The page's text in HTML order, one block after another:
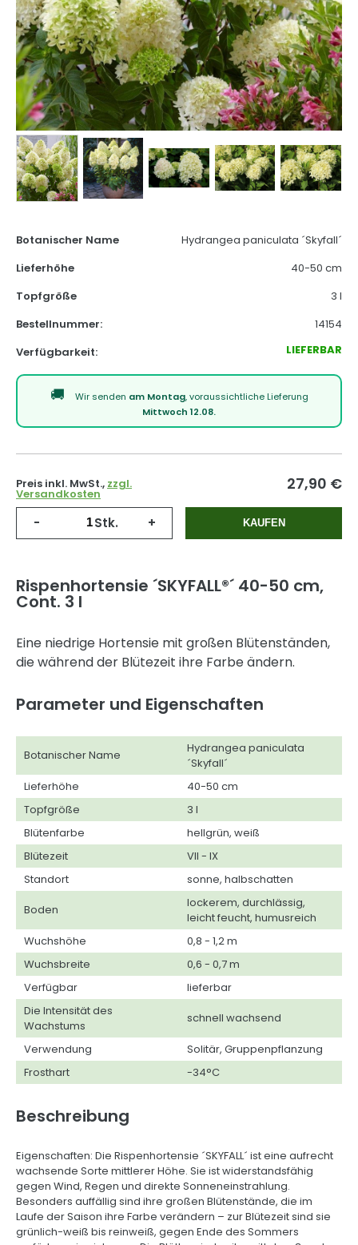
Botanischer Name
Hydrangea paniculata ´Skyfall´
Lieferhöhe
40-50 cm
Topfgröße
3 l
Bestellnummer:
14154
Verfügbarkeit:
LIEFERBAR
Wir senden am Montag, voraussichtliche Lieferung
Mittwoch 12.08.
Preis inkl. MwSt., zzgl.
Versandkosten
27,90 €
- Stk. + KAUFEN
Rispenhortensie ´SKYFALL®´ 40-50 cm,
Cont. 3 l
Eine niedrige Hortensie mit großen Blütenständen,
die während der Blütezeit ihre Farbe ändern.
Parameter und Eigenschaften
Botanischer Name
Hydrangea paniculata
´Skyfall´
Lieferhöhe
40-50 cm
Topfgröße
3 l
Blütenfarbe
hellgrün, weiß
Blütezeit
VII - IX
Standort
sonne, halbschatten
Boden
lockerem, durchlässig,
leicht feucht, humusreich
Wuchshöhe
0,8 - 1,2 m
Wuchsbreite
0,6 - 0,7 m
Verfügbar
lieferbar
Die Intensität des
Wachstums
schnell wachsend
Verwendung
Solitär, Gruppenpflanzung
Frosthart
-34°C
Beschreibung
Eigenschaften: Die Rispenhortensie ´SKYFALL´ ist eine aufrecht
wachsende Sorte mittlerer Höhe. Sie ist widerstandsfähig
gegen Wind, Regen und direkte Sonneneinstrahlung.
Besonders auffällig sind ihre großen Blütenstände, die im
Laufe der Saison ihre Farbe verändern – zur Blütezeit sind sie
grünlich-weiß bis reinweiß, gegen Ende des Sommers